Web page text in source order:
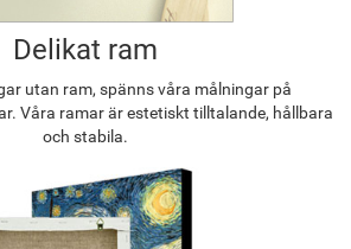
Delikat ram
utan ram, spänns våra målningar på
Våra ramar är estetiskt tilltalande, hållbara
och stabila.